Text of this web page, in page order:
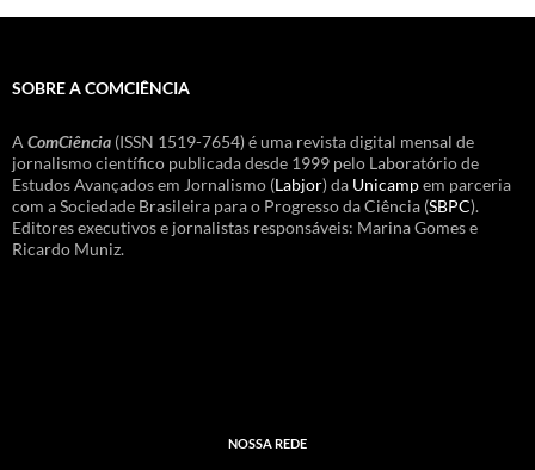
SOBRE A COMCIÊNCIA
A ComCiência (ISSN 1519-7654) é uma revista digital mensal de
jornalismo científico publicada desde 1999 pelo Laboratório de
Estudos Avançados em Jornalismo (Labjor) da Unicampem parceria
com a Sociedade Brasileira para o Progresso da Ciência (SBPC).
Editores executivos e jornalistas responsáveis: Marina Gomes e
Ricardo Muniz.
NOSSA REDE